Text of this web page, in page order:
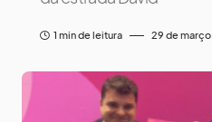
1 min de leitura 29 de